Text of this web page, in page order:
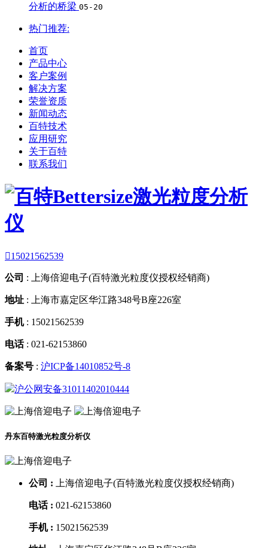
分析的桥梁 05-20
热门推荐:
首页
产品中心
客户案例
解决方案
荣誉资质
新闻动态
百特技术
应用研究
关于百特
联系我们
15021562539
公司 : 上海倍迎电子(百特激光粒度仪授权经销商)
地址 : 上海市嘉定区华江路348号B座226室
手机: 15021562539
电话: 021-62153860
备案号 : 沪ICP备14010852号-8
沪公网安备31011402010444
丹东百特激光粒度分析仪
公司 : 上海倍迎电子(百特激光粒度仪授权经销商)
电话 : 021-62153860
手机 : 15021562539